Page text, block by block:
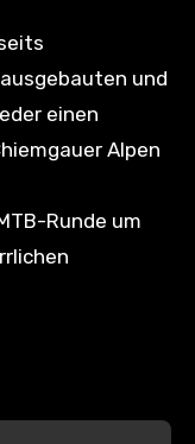
und
einen
Alpen
Runde um